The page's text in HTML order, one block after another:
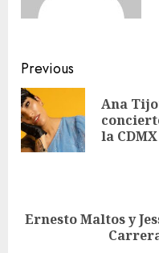
Previous
Ana
la CDMX
Ernesto Maltos y